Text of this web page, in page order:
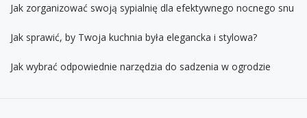
Jak zorganizować swoją sypialnię dla efektywnego nocnego snu
Jak sprawić, by Twoja kuchnia była elegancka i stylowa?
Jak wybrać odpowiednie narzędzia do sadzenia w ogrodzie